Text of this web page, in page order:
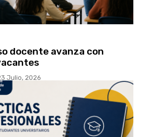
docente avanza con
Julio, 2026